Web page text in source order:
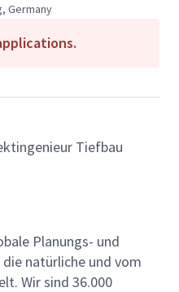
Germany
Tiefbau
Planungs- und
natürliche und vom
Wir sind 36.000